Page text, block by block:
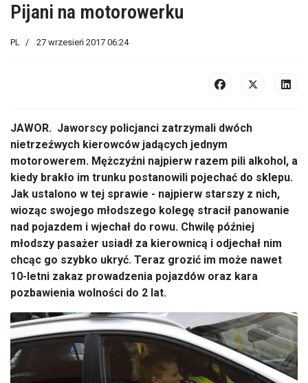
Pijani na motorowerku
PL 27 wrzesień 2017 06:24
JAWOR. Jaworscy policjanci zatrzymali dwóch
nietrzeźwych kierowców jadących jednym
motorowerem. Mężczyźni najpierw razem pili alkohol, a
kiedy brakło im trunku postanowili pojechać do sklepu.
Jak ustalono w tej sprawie - najpierw starszy z nich,
wioząc swojego młodszego kolegę stracił panowanie
nad pojazdem i wjechał do rowu. Chwilę później
młodszy pasażer usiadł za kierownicą i odjechał nim
chcąc go szybko ukryć. Teraz grozić im może nawet
10-letni zakaz prowadzenia pojazdów oraz kara
pozbawienia wolności do 2 lat.